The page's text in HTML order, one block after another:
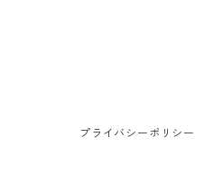
プライバシーポリシー